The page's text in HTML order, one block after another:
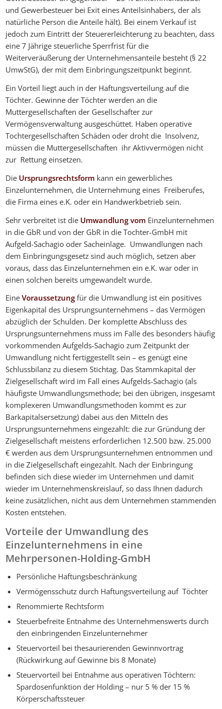
und Gewerbesteuer bei Exit eines Anteilsinhabers, der als
natürliche Person die Anteile hält). Bei einem Verkauf ist
jedoch zum Eintritt der Steuererleichterung zu beachten, dass
eine 7 Jährige steuerliche Sperrfrist für die
Weiterveräußerung der Unternehmensanteile besteht (§ 22
UmwStG), der mit dem Einbringungszeitpunkt beginnt.
Ein Vorteil liegt auch in der Haftungsverteilung auf die
Töchter. Gewinne der Töchter werden an die
Muttergesellschaften der Gesellschafter zur
Vermögensverwaltung ausgeschüttet. Haben operative
Tochtergesellschaften Schäden oder droht die Insolvenz,
müssen die Muttergesellschaften ihr Aktivvermögen nicht
zur Rettung einsetzen.
Die Ursprungsrechtsform kann ein gewerbliches
Einzelunternehmen, die Unternehmung eines Freiberufes,
die Firma eines e.K. oder ein Handwerkbetrieb sein.
Sehr verbreitet ist die Umwandlung vom Einzelunternehmen
in die GbR und von der GbR in die Tochter-GmbH mit
Aufgeld-Sachagio oder Sacheinlage. Umwandlungen nach
dem Einbringungsgesetz sind auch möglich, setzen aber
voraus, dass das Einzelunternehmen ein e.K. war oder in
einen solchen bereits umgewandelt wurde.
EineVoraussetzung für die Umwandlung ist ein positives
Eigenkapital des Ursprungsunternehmens – das Vermögen
abzüglich der Schulden. Der komplette Abschluss des
Ursprungsunternehmens muss im Falle des besonders häufig
vorkommenden Aufgelds-Sachagio zum Zeitpunkt der
Umwandlung nicht fertiggestellt sein – es genügt eine
Schlussbilanz zu diesem Stichtag. Das Stammkapital der
Zielgesellschaft wird im Fall eines Aufgelds-Sachagio (als
häufigste Umwandlungsmethode; bei den übrigen, insgesamt
komplexeren Umwandlungsmethoden kommt es zur
Barkapitalsersetzung) dabei aus den Mitteln des
Ursprungsunternehmens eingezahlt: die zur Gründung der
Zielgesellschaft meistens erforderlichen 12.500 bzw. 25.000
€ werden aus dem Ursprungsunternehmen entnommen und
in die Zielgesellschaft eingezahlt. Nach der Einbringung
befinden sich diese wieder im Unternehmen und damit
wieder im Unternehmenskreislauf, so dass Ihnen dadurch
keine zusätzlichen, nicht aus dem Unternehmen stammenden
Kosten entstehen.
Vorteile der Umwandlung des
Einzelunternehmens in eine
Mehrpersonen-Holding-GmbH
Persönliche Haftungsbeschränkung
Vermögensschutz durch Haftungsverteilung auf Töchter
Renommierte Rechtsform
Steuerbefreite Entnahme des Unternehmenswerts durch
den einbringenden Einzelunternehmer
Steuervorteil bei thesaurierenden Gewinnvortrag
(Rückwirkung auf Gewinne bis 8 Monate)
Steuervorteil bei Entnahme aus operativen Töchtern:
Spardosenfunktion der Holding – nur 5 % der 15 %
Körperschaftssteuer